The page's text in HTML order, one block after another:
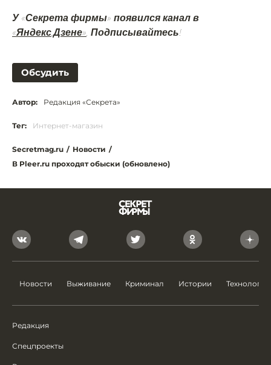
У «Секрета фирмы» появился канал в
«Яндекс.Дзене» . Подписывайтесь!
Обсудить
Автор: Редакция «Секрета»
Тег: Интернет-магазин
Secretmag.ru / Новости /
В Pleer.ru проходят обыски (обновлено)
Новости Выживание Криминал Истории Технологии
Редакция
Спецпроекты